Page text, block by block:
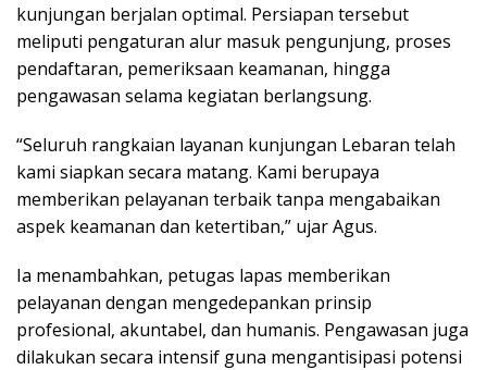
kunjungan berjalan optimal. Persiapan tersebut
meliputi pengaturan alur masuk pengunjung, proses
pendaftaran, pemeriksaan keamanan, hingga
pengawasan selama kegiatan berlangsung.
“Seluruh rangkaian layanan kunjungan Lebaran telah
kami siapkan secara matang. Kami berupaya
memberikan pelayanan terbaik tanpa mengabaikan
aspek keamanan dan ketertiban,” ujar Agus.
Ia menambahkan, petugas lapas memberikan
pelayanan dengan mengedepankan prinsip
profesional, akuntabel, dan humanis. Pengawasan juga
dilakukan secara intensif guna mengantisipasi potensi